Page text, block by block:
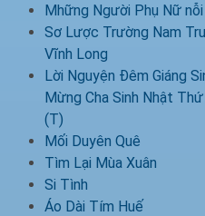
Mhững Người Phụ Nữ
Sơ Lược Trường Nam
Vĩnh Long
Lời Nguyện Đêm Giáng
Mừng Cha Sinh Nhật
(T)
Mối Duyên Quê
Tìm Lại Mùa Xuân
Si Tình
Áo Dài Tím Huế